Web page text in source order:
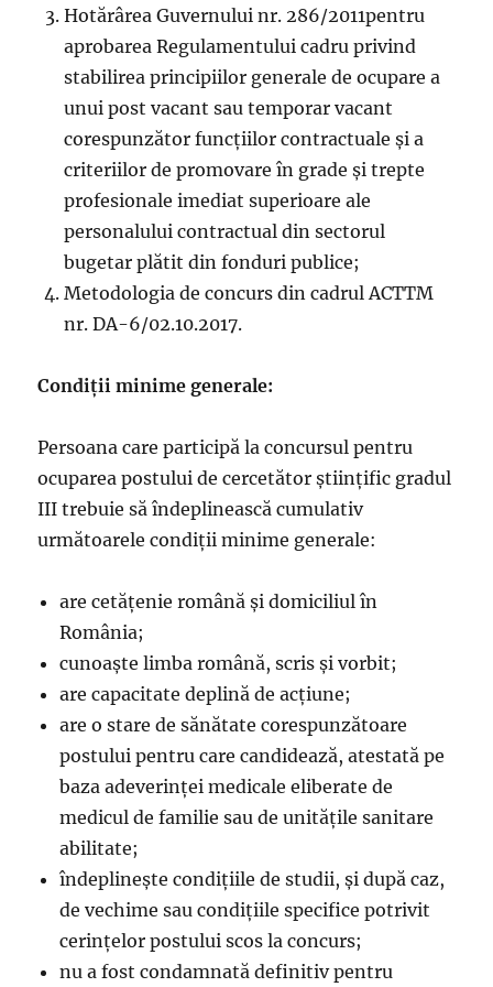
Hotărârea Guvernului nr. 286/2011pentru
aprobarea Regulamentului cadru privind
stabilirea principiilor generale de ocupare a
unui post vacant sau temporar vacant
corespunzător funcțiilor contractuale și a
criteriilor de promovare în grade și trepte
profesionale imediat superioare ale
personalului contractual din sectorul
bugetar plătit din fonduri publice;
Metodologia de concurs din cadrul ACTTM
nr. DA-6/02.10.2017.
Condiții minime generale:
Persoana care participă la concursul pentru
ocuparea postului de cercetător științific gradul
III trebuie să îndeplinească cumulativ
următoarele condiții minime generale:
are cetățenie română și domiciliul în
România;
cunoaște limba română, scris și vorbit;
are capacitate deplină de acțiune;
are o stare de sănătate corespunzătoare
postului pentru care candidează, atestată pe
baza adeverinței medicale eliberate de
medicul de familie sau de unitățile sanitare
abilitate;
îndeplinește condițiile de studii, și după caz,
de vechime sau condițiile specifice potrivit
cerințelor postului scos la concurs;
nu a fost condamnată definitiv pentru